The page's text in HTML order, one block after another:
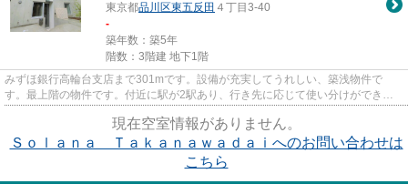
東京都品川区東五反田 ４丁目3-40
-
築年数：築5年
階数：3階建 地下1階
みずほ銀行高輪台支店まで301mです。設備が充実してうれしい、築浅物件で
す。最上階の物件です。付近に駅が2駅あり、行き先に応じて使い分けができま
現在空室情報がありません。
Ｓｏｌａｎａ Ｔａｋａｎａｗａｄａｉへのお問い合わせは
こちら